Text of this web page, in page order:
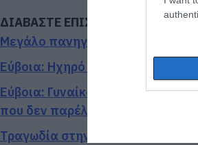
ΔΙΑΒΑΣΤΕ ΕΠΙΣΗΣ
Μεγάλο πανηγύρι στην Εύβοια:
Εύβοια: Ηχηρό μήνυμα πέντε
Εύβοια: Γυναίκα έπεσε θύμα
που δεν παρέλαβε
Τραγωδία στην Εύβοια: Άνδρας